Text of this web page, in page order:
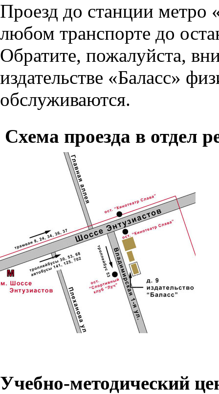
Проезд до станции метро
любом транспорте до
Обратите, пожалуйста,
издательстве «Баласс»
обслуживаются.
Схема проезда в отдел
Учебно-методический